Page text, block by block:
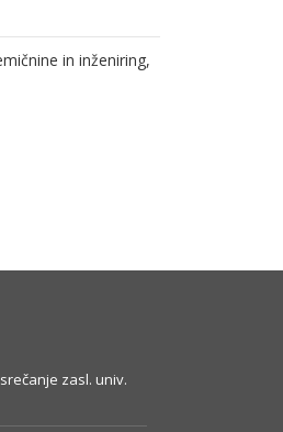
in inženiring,
zasl. univ.